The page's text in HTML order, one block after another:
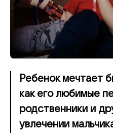
Ребенок мечтает
как его любимые
родственники и
увлечении